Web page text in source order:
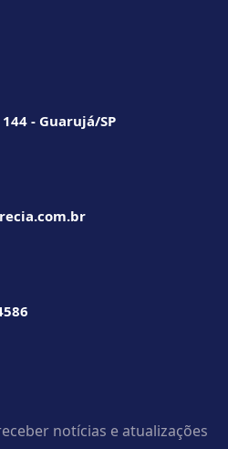
- Guarujá/SP
notícias e atualizações